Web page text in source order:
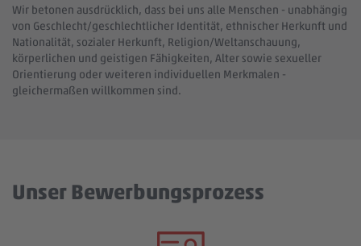
Wir betonen ausdrücklich, dass bei uns alle Menschen - unabhängig
von Geschlecht/geschlechtlicher Identität, ethnischer Herkunft und
Nationalität, sozialer Herkunft, Religion/Weltanschauung,
körperlichen und geistigen Fähigkeiten, Alter sowie sexueller
Orientierung oder weiteren individuellen Merkmalen -
gleichermaßen willkommen sind.
Unser Bewerbungsprozess